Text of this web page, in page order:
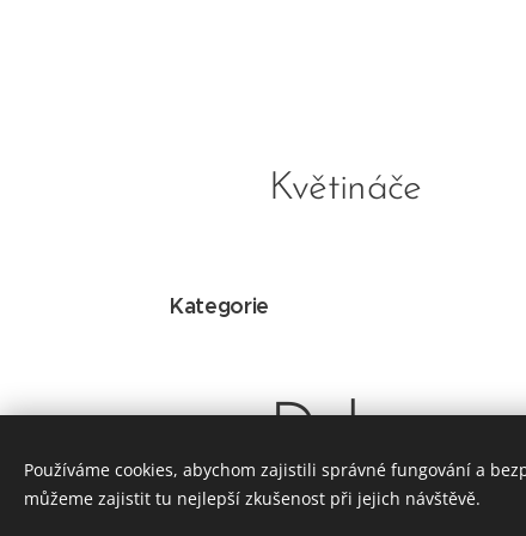
Květináče
Kategorie
Dekorace
Používáme cookies, abychom zajistili správné fungování a
můžeme zajistit tu nejlepší zkušenost při jejich návštěvě.